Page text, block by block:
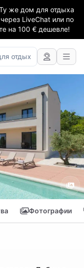
же дом для отдыха
LiveChat или по
на 100 € дешевле!
Фотографии